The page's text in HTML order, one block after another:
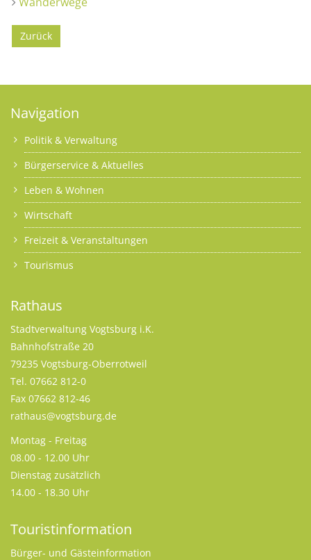
Zurück
Navigation
Politik & Verwaltung
Bürgerservice & Aktuelles
Leben & Wohnen
Wirtschaft
Freizeit & Veranstaltungen
Tourismus
Rathaus
Stadtverwaltung Vogtsburg i.K.
Bahnhofstraße 20
79235 Vogtsburg-Oberrotweil
Tel. 07662 812-0
Fax 07662 812-46
rathaus@vogtsburg.de
Montag - Freitag
08.00 - 12.00 Uhr
Dienstag zusätzlich
14.00 - 18.30 Uhr
Touristinformation
Bürger- und Gästeinformation